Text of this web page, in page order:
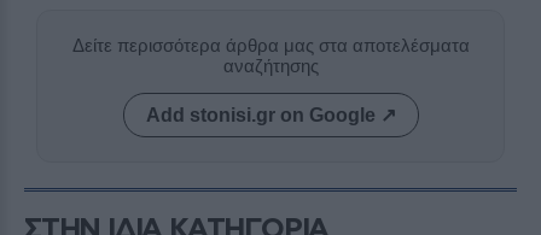
Δείτε περισσότερα άρθρα μας στα αποτελέσματα
αναζήτησης
Add stonisi.gr on Google ↗
ΣΤΗΝ ΙΔΙΑ ΚΑΤΗΓΟΡΙΑ